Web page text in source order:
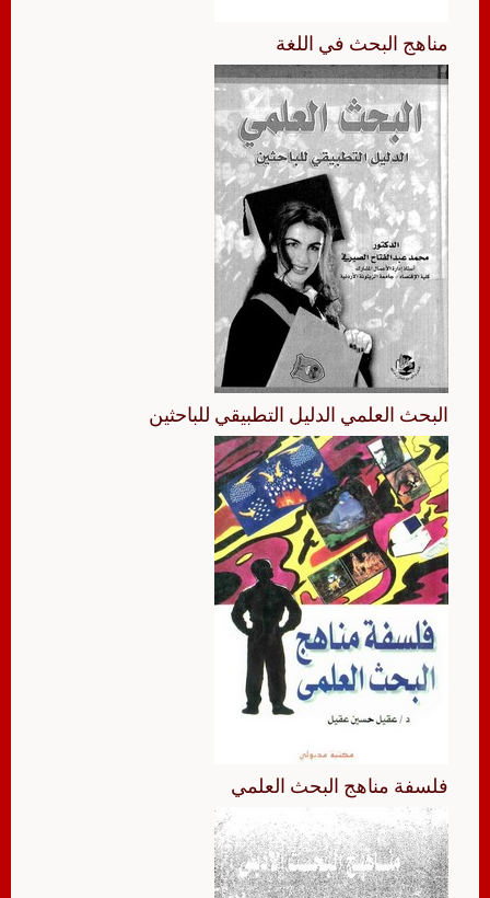
مناهج البحث في اللغة
البحث العلمي الدليل التطبيقي للباحثين
فلسفة مناهج البحث العلمي